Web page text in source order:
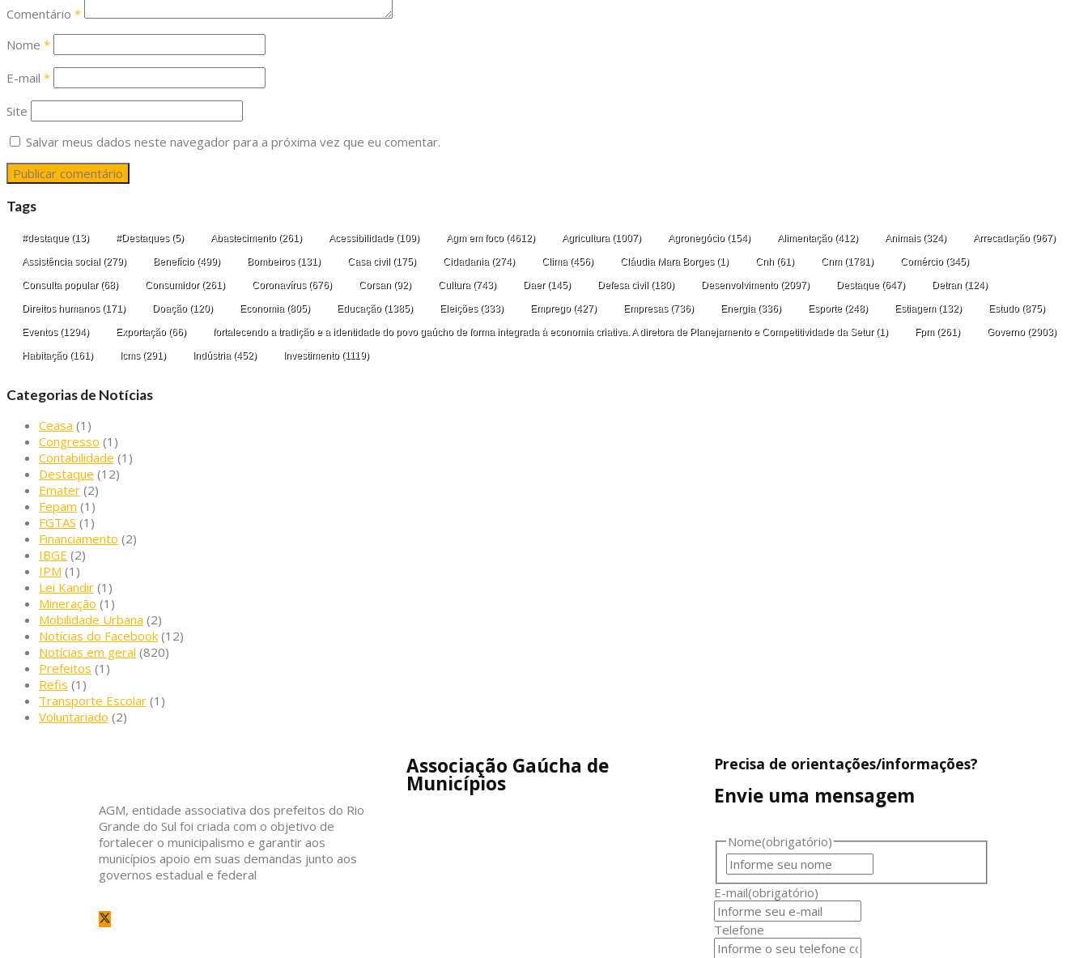
Comentário *
Nome *
E-mail *
Site
Salvar meus dados neste navegador para a próxima vez que eu comentar.
Tags
#destaque (13) #Destaques(5) Abastecimento(261) Acessibilidade (109) Agm em foco(4612) Agricultura (1007) Agronegócio(154) Alimentação(412) Animais(324) Arrecadação(967)
Assistência social (279) Benefício(499) Bombeiros(131) Casa civil (175) Cidadania (274) Clima (456) Cláudia Mara Borges(1) Cnh (61) Cnm(1781) Comércio(345)
Consulta popular(68) Consumidor(261) Coronavírus(676) Corsan (92) Cultura (743) Daer(145) Defesa civil (180) Desenvolvimento(2097) Destaque (647) Detran (124)
Direitos humanos(171) Doação(120) Economia (805) Educação(1385) Eleições(333) Emprego(427) Empresas(736) Energia (336) Esporte (248) Estiagem(132) Estudo(875)
Eventos(1294) Exportação(66) fortalecendo a tradição e a identidade do povo gaúcho de forma integrada à economia criativa. A diretora de Planejamento e Competitividade da Setur(1) Fpm(261) Governo(2903)
Habitação(161) Icms(291) Indústria (452) Investimento(1119)
Categorias de Notícias
Ceasa (1)
Congresso (1)
Contabilidade (1)
Destaque (12)
Emater (2)
Fepam (1)
FGTAS (1)
Financiamento (2)
IBGE (2)
IPM (1)
Lei Kandir (1)
Mineração (1)
Mobilidade Urbana (2)
Notícias do Facebook (12)
Notícias em geral (820)
Prefeitos (1)
Refis (1)
Transporte Escolar (1)
Voluntariado (2)
AGM, entidade associativa dos prefeitos do Rio
Grande do Sul foi criada com o objetivo de
fortalecer o municipalismo e garantir aos
municípios apoio em suas demandas junto aos
governos estadual e federal
Associação Gaúcha de
Municípios
Precisa de orientações/informações?
Envie uma mensagem
Nome(obrigatório)
E-mail(obrigatório)
Telefone